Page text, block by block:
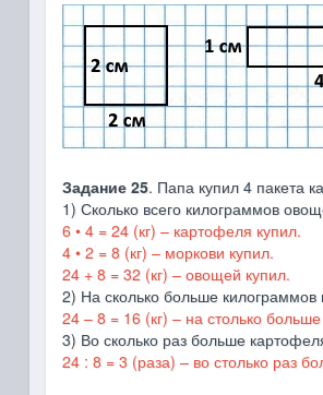
Задание 25. Папа купил 4 пакета
1) Сколько всего килограммов
6 • 4 = 24 (кг) – картофеля купил.
4 • 2 = 8 (кг) – моркови купил.
24 + 8 = 32 (кг) – овощей купил.
2) На сколько больше
24 – 8 = 16 (кг) – на столько
3) Во сколько раз больше
24 : 8 = 3 (раза) – во столько раз